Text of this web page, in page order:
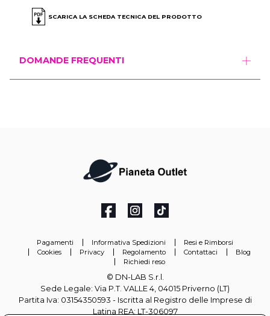
SCARICA LA SCHEDA TECNICA DEL PRODOTTO
DOMANDE FREQUENTI
Pagamenti Informativa Spedizioni
Resi e Rimborsi
Cookies
Privacy Regolamento Contattaci
Blog
Richiedi reso
© DN-LAB S.r.l.
Sede Legale: Via P.T. VALLE 4, 04015 Priverno (LT)
Partita Iva: 03154350593 - Iscritta al Registro delle Imprese di
Latina REA: LT-306097